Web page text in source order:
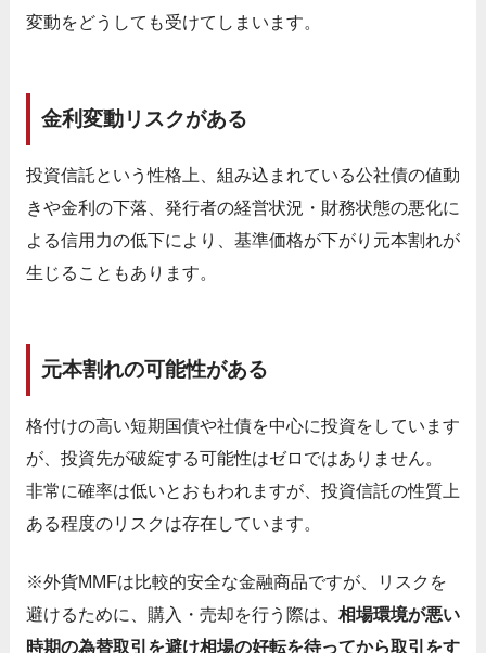
変動をどうしても受けてしまいます。
金利変動リスクがある
投資信託という性格上、組み込まれている公社債の値動
きや金利の下落、発行者の経営状況・財務状態の悪化に
よる信用力の低下により、基準価格が下がり元本割れが
生じることもあります。
元本割れの可能性がある
格付けの高い短期国債や社債を中心に投資をしています
が、投資先が破綻する可能性はゼロではありません。
非常に確率は低いとおもわれますが、投資信託の性質上
ある程度のリスクは存在しています。
※外貨MMFは比較的安全な金融商品ですが、リスクを
避けるために、購入・売却を行う際は、 相場環境が悪い
時期の為替取引を避け相場の好転を待ってから取引をす